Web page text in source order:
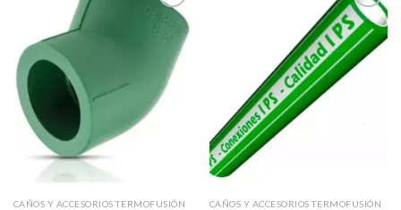
Añadir
a la
lista de
deseos
CAÑOS Y ACCESORIOS TERMOFUSIÓN
Añadir
a la
lista de
CAÑOS Y ACCESORIOS TERMOFUSIÓN